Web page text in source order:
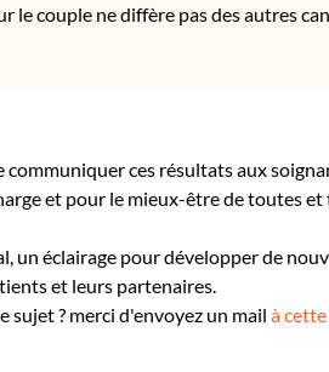
le couple ne diffère pas des autres
communiquer ces résultats aux
et pour le mieux-être de toutes
un éclairage pour développer de
et leurs partenaires.
? merci d'envoyez un mail à